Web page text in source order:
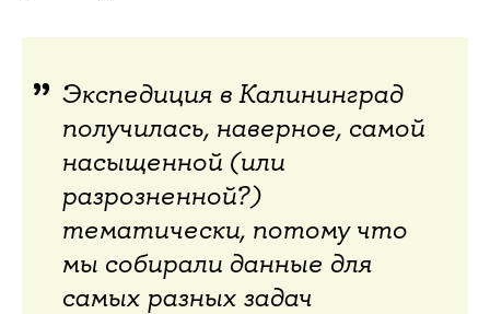
Экспедиция в Калининград
получилась, наверное, самой
насыщенной (или
разрозненной?)
тематически, потому что
мы собирали данные для
самых разных задач